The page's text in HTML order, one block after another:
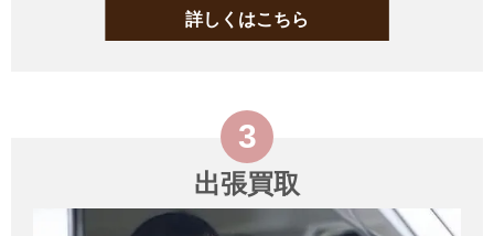
詳しくはこちら
出張買取